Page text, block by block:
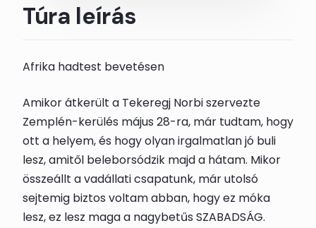
Túra leírás
Afrika hadtest bevetésen
Amikor átkerült a Tekeregj Norbi szervezte
Zemplén-kerülés május 28-ra, már tudtam, hogy
ott a helyem, és hogy olyan irgalmatlan jó buli
lesz, amitől beleborsódzik majd a hátam. Mikor
összeállt a vadállati csapatunk, már utolsó
sejtemig biztos voltam abban, hogy ez móka
lesz, ez lesz maga a nagybetűs SZABADSÁG.